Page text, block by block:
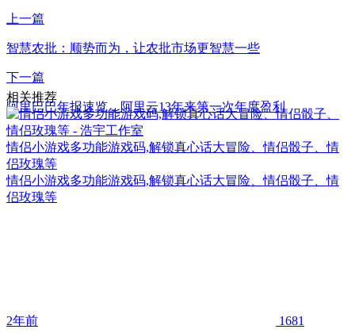
上一篇
智慧农批：顺势而为，让农批市场更智慧一些
下一篇
阿里巴巴年报速览，阿里云13年来第一次年度盈利
相关推荐
情侣小游戏多功能游戏码,解锁真心话大冒险、情侣骰子、情
侣玫瑰等
情侣小游戏多功能游戏码,解锁真心话大冒险、情侣骰子、情
侣玫瑰等
2年前 1681